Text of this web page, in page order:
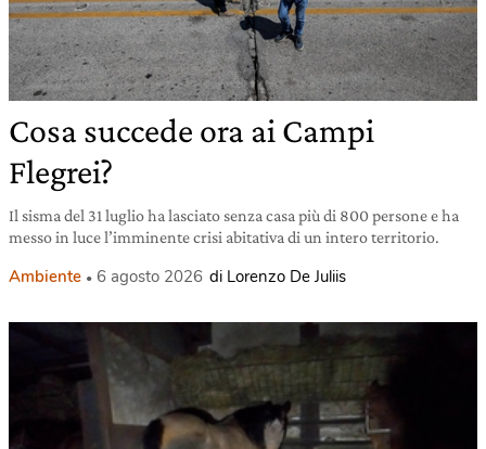
Cosa succede ora ai Campi
Flegrei?
Il sisma del 31 luglio ha lasciato senza casa più di 800 persone e ha
messo in luce l’imminente crisi abitativa di un intero territorio.
Ambiente 6 agosto 2026 di Lorenzo De Juliis